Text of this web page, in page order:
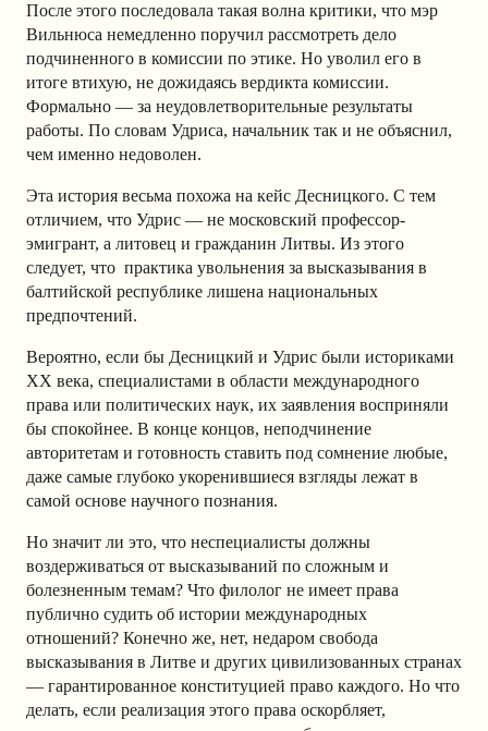
После этого последовала такая волна критики, что мэр
Вильнюса немедленно поручил рассмотреть дело
подчиненного в комиссии по этике. Но уволил его в
итоге втихую, не дожидаясь вердикта комиссии.
Формально — за неудовлетворительные результаты
работы. По словам Удриса, начальник так и не объяснил,
чем именно недоволен.
Эта история весьма похожа на кейс Десницкого. С тем
отличием, что Удрис — не московский профессор-
эмигрант, а литовец и гражданин Литвы. Из этого
следует, что практика увольнения за высказывания в
балтийской республике лишена национальных
предпочтений.
Вероятно, если бы Десницкий и Удрис были историками
XX века, специалистами в области международного
права или политических наук, их заявления восприняли
бы спокойнее. В конце концов, неподчинение
авторитетам и готовность ставить под сомнение любые,
даже самые глубоко укоренившиеся взгляды лежат в
самой основе научного познания.
Но значит ли это, что неспециалисты должны
воздерживаться от высказываний по сложным и
болезненным темам? Что филолог не имеет права
публично судить об истории международных
отношений? Конечно же, нет, недаром свобода
высказывания в Литве и других цивилизованных странах
— гарантированное конституцией право каждого. Но что
делать, если реализация этого права оскорбляет,